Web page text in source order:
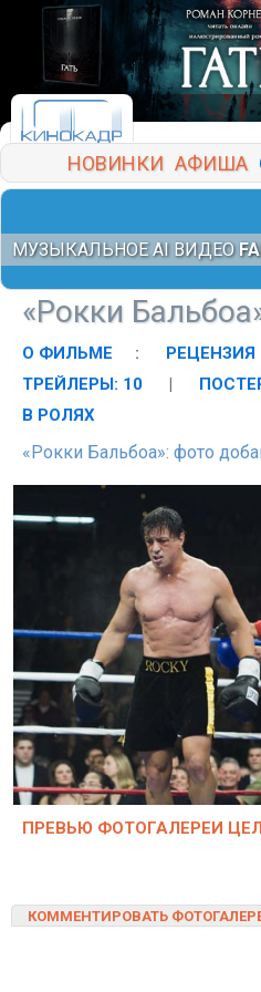
НОВИНКИ АФИША
МУЗЫКАЛЬНОЕ AI ВИДЕО
«Рокки
О ФИЛЬМЕ : РЕЦЕНЗИЯ
ТРЕЙЛЕРЫ: 10
|
В РОЛЯХ
«Рокки Бальбоа»: фото
ПРЕВЬЮ ФОТОГАЛЕРЕИ
КОММЕНТИРОВАТЬ